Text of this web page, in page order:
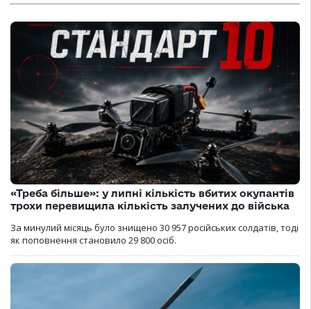
«Треба більше»: у липні кількість вбитих окупантів
трохи перевищила кількість залучених до війська
За минулий місяць було знищено 30 957 російських солдатів, тоді
як поповнення становило 29 800 осіб.